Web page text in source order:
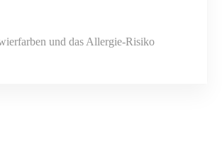
und das Allergie-Risiko